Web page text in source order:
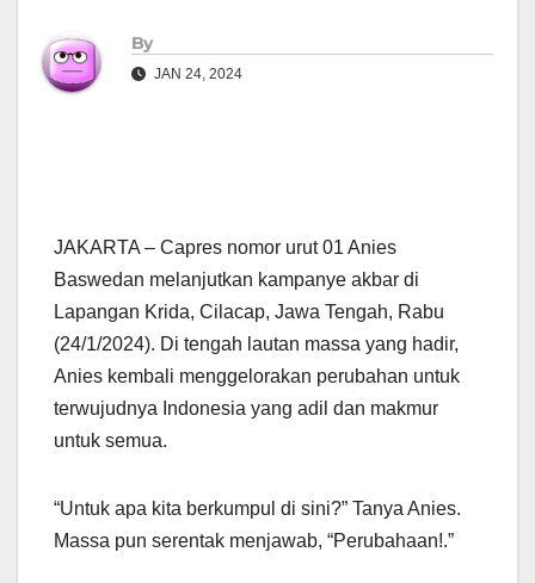
By
JAN 24, 2024
JAKARTA – Capres nomor urut 01 Anies
Baswedan melanjutkan kampanye akbar di
Lapangan Krida, Cilacap, Jawa Tengah, Rabu
(24/1/2024). Di tengah lautan massa yang hadir,
Anies kembali menggelorakan perubahan untuk
terwujudnya Indonesia yang adil dan makmur
untuk semua.
“Untuk apa kita berkumpul di sini?” Tanya Anies.
Massa pun serentak menjawab, “Perubahaan!.”